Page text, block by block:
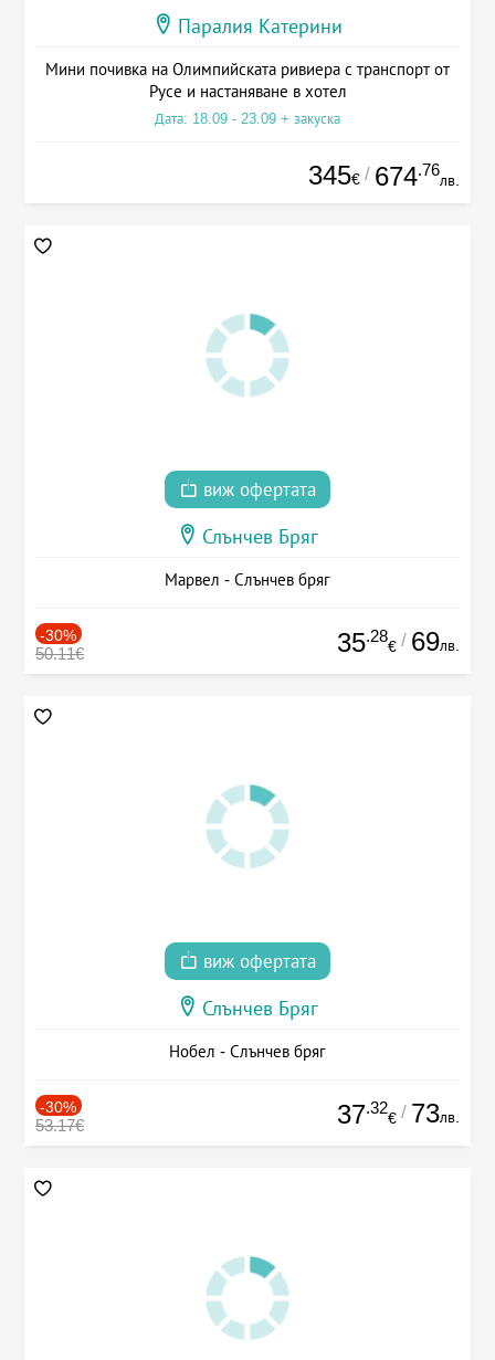
Паралия Катерини
Мини почивка на Олимпийската ривиера с транспорт от
Русе и настаняване в хотел
Дата: 18.09 - 23.09 + закуска
345€ / 674.76
лв.
виж офертата
Слънчев Бряг
Марвел - Слънчев бряг
-30%
50.11€ 35.28
€ / 69лв.
виж офертата
Слънчев Бряг
Нобел - Слънчев бряг
-30%
53.17€ 37.32
€ / 73лв.